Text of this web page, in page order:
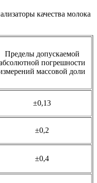
качества молока
Пределы допускаемой
погрешности
массовой доли
±0,13
±0,2
±0,4